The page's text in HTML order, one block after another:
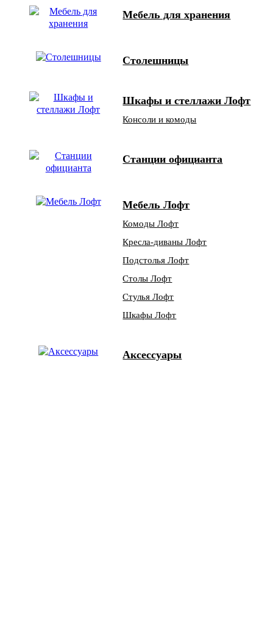
Мебель для хранения
Столешницы
Шкафы и стеллажи Лофт
Консоли и комоды
Станции официанта
Мебель Лофт
Комоды Лофт
Кресла-диваны Лофт
Подстолья Лофт
Столы Лофт
Стулья Лофт
Шкафы Лофт
Аксессуары